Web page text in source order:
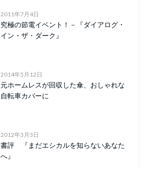
2011年7月4日
究極の節電イベント！－『ダイアログ・
イン・ザ・ダーク』
2014年5月12日
元ホームレスが回収した傘、おしゃれな
自転車カバーに
2012年3月3日
書評 『まだエシカルを知らないあなた
へ』